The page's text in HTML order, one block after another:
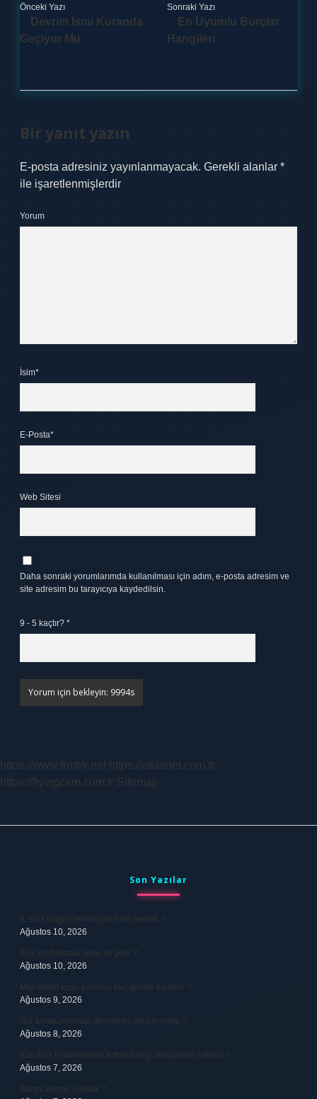
Önceki Yazı
Devrim Ismi Kuranda
Geçiyor Mu
Sonraki Yazı
En Uyumlu Burçlar
Hangileri
Bir yanıt yazın
E-posta adresiniz yayınlanmayacak. Gerekli alanlar *
ile işaretlenmişlerdir
Yorum
İsim*
E-Posta*
Web Sitesi
Daha sonraki yorumlarımda kullanılması için adım, e-posta adresim ve
site adresim bu tarayıcıya kaydedilsin.
9 - 5 kaçtır? *
https://www.frmtrk.net https://atlasnet.com.tr
https://flyingcam.com.tr Sitemap
Son Yazılar
6. sınıf bilişim teknolojileri ne demek ?
Ağustos 10, 2026
528 Hz frekansı neye iyi gelir ?
Ağustos 10, 2026
Muhabbet kuşu yavrusu kaç günde tüylenir ?
Ağustos 9, 2026
Toz kondurmamak deyiminin anlamı nedir ?
Ağustos 8, 2026
Kurutma makinesinde kotlar hangi programda yıkanır ?
Ağustos 7, 2026
Kimin averajı yüksek ?